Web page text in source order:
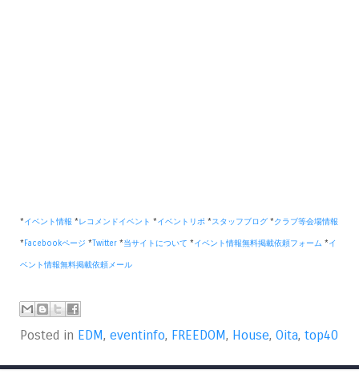
*イベント情報 *レコメンドイベント *イベントリポ *スタッフブログ *クラブ等会場情報
* Facebookページ *Twitter *当サイトについて *イベント情報無料掲載依頼フォーム *イ
ベント情報無料掲載依頼メール
Posted in EDM, eventinfo, FREEDOM, House, Oita, top40